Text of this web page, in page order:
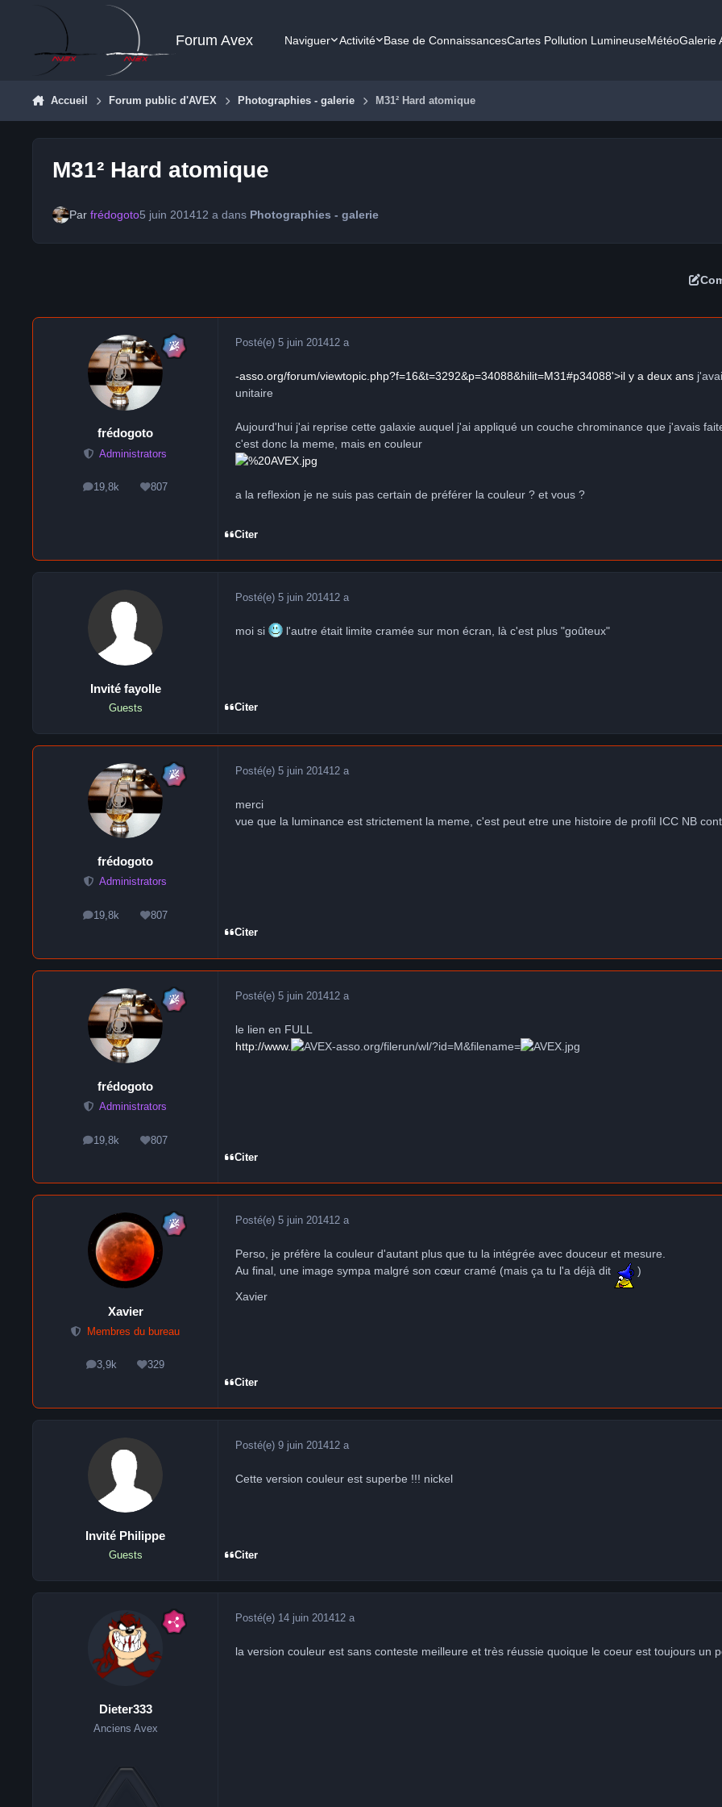
Aller au contenu
Forum Avex Naviguer Activité Base de ConnaissancesCartes Pollution LumineuseMétéoGalerie
Accueil Forum public d'AVEX Photographies - galerie M31² Hard atomique
M31² Hard atomique
Par frédogoto5 juin 201412 adans Photographies - galerie
frédogoto
Administrators
19,8k
messages807
Réputation
Posté(e) 5 juin 201412 a
-asso.org/forum/viewtopic.php?f=16&t=3292&p=34088&hilit=M31#p34088'>il y a deux ans
unitaire
Aujourd'hui j'ai reprise cette galaxie auquel j'ai appliqué un couche chrominance que j'avais
c'est donc la meme, mais en couleur
a la reflexion je ne suis pas certain de préférer la couleur ? et vous ?
Citer
Invité fayolle
Guests
Posté(e) 5 juin 201412 a
moi si l'autre était limite cramée sur mon écran, là c'est plus "goûteux"
Citer
frédogoto
Administrators
19,8k
messages807
Réputation
Posté(e) 5 juin 201412 a
merci
vue que la luminance est strictement la meme, c'est peut etre une histoire de profil ICC NB
Citer
frédogoto
Administrators
19,8k
messages807
Réputation
Posté(e) 5 juin 201412 a
le lien en FULL
http://www.
-asso.org/filerun/wl/?id=M&filename= .jpg
Citer
Xavier
Membres du bureau
3,9k
messages329
Réputation
Posté(e) 5 juin 201412 a
Perso, je préfère la couleur d'autant plus que tu la intégrée avec douceur et mesure.
Au final, une image sympa malgré son cœur cramé (mais ça tu l'a déjà dit
)
Xavier
Citer
Invité Philippe
Guests
Posté(e) 9 juin 201412 a
Cette version couleur est superbe !!! nickel
Citer
Dieter333
Anciens Avex
Posté(e) 14 juin 201412 a
la version couleur est sans conteste meilleure et très réussie quoique le coeur est toujours un